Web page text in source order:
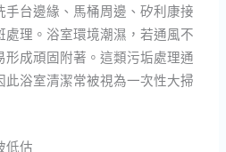
台邊緣、馬桶周邊、矽利康接
理。浴室環境潮濕，若通風不
形成頑固附著。這類污垢處理通
浴室清潔常被視為一次性大掃
低估